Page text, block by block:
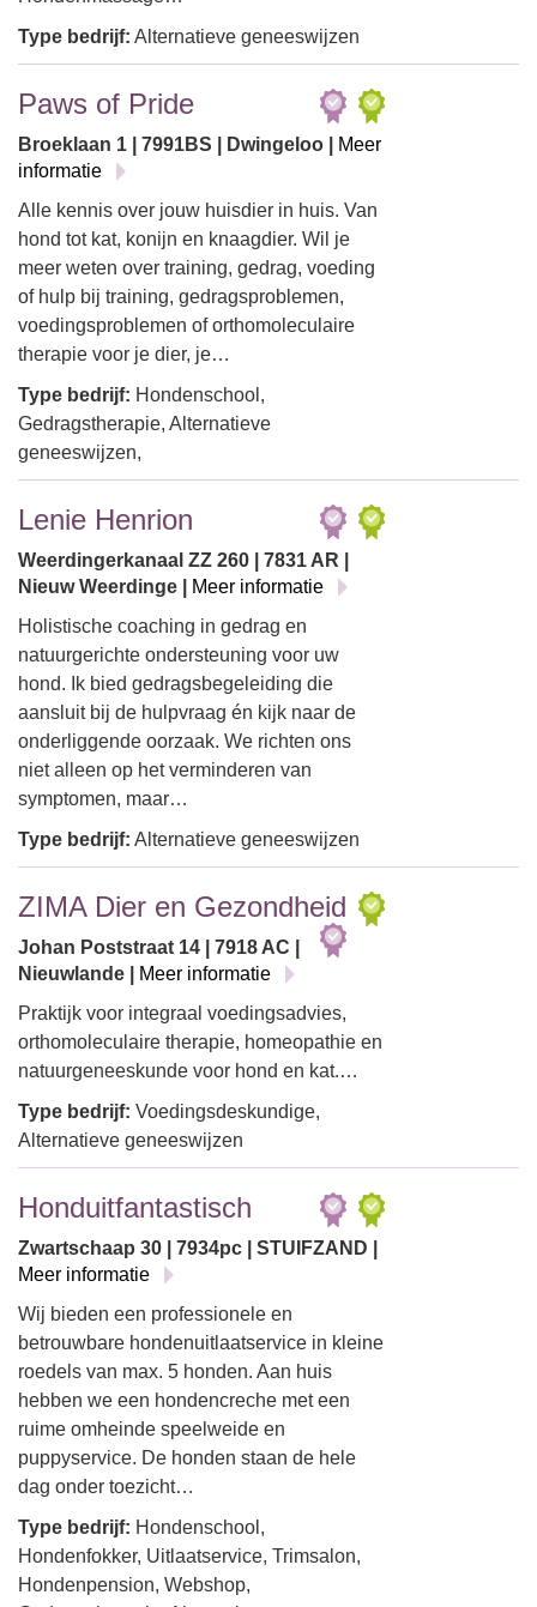
Type bedrijf: Alternatieve geneeswijzen
Paws of Pride
Broeklaan 1 | 7991BS | Dwingeloo |
Meer
informatie
Alle kennis over jouw huisdier in huis. Van
hond tot kat, konijn en knaagdier. Wil je
meer weten over training, gedrag, voeding
of hulp bij training, gedragsproblemen,
voedingsproblemen of orthomoleculaire
therapie voor je dier, je…
Type bedrijf: Hondenschool,
Gedragstherapie, Alternatieve
geneeswijzen,
Lenie Henrion
Weerdingerkanaal ZZ 260 | 7831 AR |
Nieuw Weerdinge |
Meer informatie
Holistische coaching in gedrag en
natuurgerichte ondersteuning voor uw
hond. Ik bied gedragsbegeleiding die
aansluit bij de hulpvraag én kijk naar de
onderliggende oorzaak. We richten ons
niet alleen op het verminderen van
symptomen, maar…
Type bedrijf: Alternatieve geneeswijzen
ZIMA Dier en Gezondheid
Johan Poststraat 14 | 7918 AC |
Nieuwlande |
Meer informatie
Praktijk voor integraal voedingsadvies,
orthomoleculaire therapie, homeopathie en
natuurgeneeskunde voor hond en kat.…
Type bedrijf: Voedingsdeskundige,
Alternatieve geneeswijzen
Honduitfantastisch
Zwartschaap 30 | 7934pc | STUIFZAND |
Meer informatie
Wij bieden een professionele en
betrouwbare hondenuitlaatservice in kleine
roedels van max. 5 honden. Aan huis
hebben we een hondencreche met een
ruime omheinde speelweide en
puppyservice. De honden staan de hele
dag onder toezicht…
Type bedrijf: Hondenschool,
Hondenfokker, Uitlaatservice, Trimsalon,
Hondenpension, Webshop,